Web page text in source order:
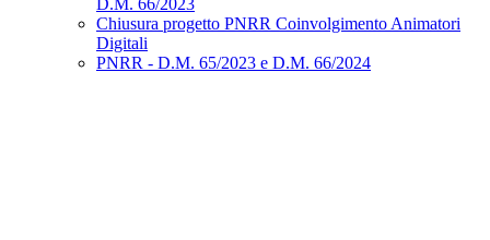
D.M. 66/2023
Chiusura progetto PNRR Coinvolgimento Animatori
Digitali
PNRR - D.M. 65/2023 e D.M. 66/2024